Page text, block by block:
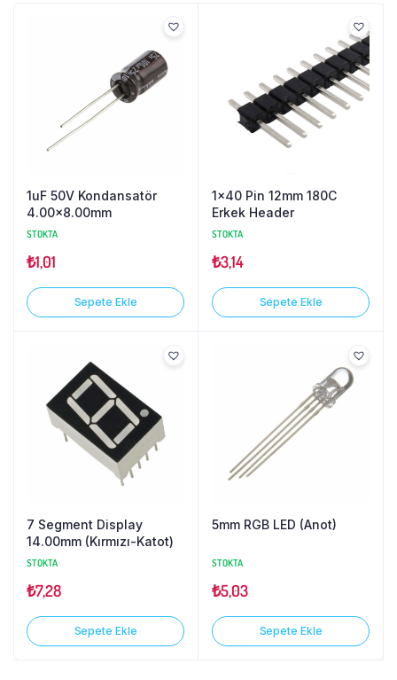
1uF 50V Kondansatör
4.00×8.00mm
STOKTA
₺1,01
Sepete Ekle
1×40 Pin 12mm 180C
Erkek Header
STOKTA
₺3,14
Sepete Ekle
7 Segment Display
14.00mm (Kırmızı-Katot)
STOKTA
₺7,28
Sepete Ekle
5mm RGB LED (Anot)
STOKTA
₺5,03
Sepete Ekle